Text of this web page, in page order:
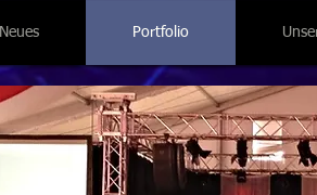
Neues Portfolio